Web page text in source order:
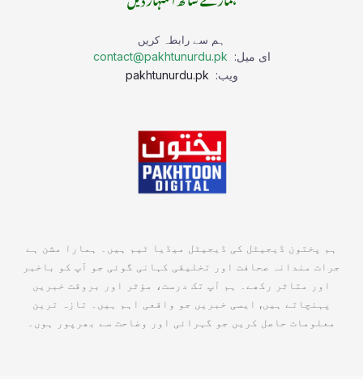
ہم سے رابطہ کریں
ای میل: contact@pakhtunurdu.pk
ویب:
ہم پختون ڈیجیٹل کی ڈیجیٹل میڈیا ٹیم ہیں۔ ہمارا مشن ہے
جرات مندانہ صحافت اور تخلیقی کہانی گوئی جو آپ کو باخبر
اور متاثر رکھے۔ ہم آپ تک درست، مؤثر اور بروقت خبریں
پہنچاتے ہیں, ایسی خبریں جو واقعی اہم ہیں۔ تازہ ترین
معلومات حاصل کریں جو گہرائی اور وضاحت سے بھرپور ہوں۔